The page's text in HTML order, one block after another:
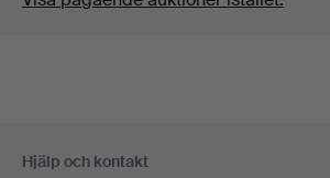
Hjälp och kontakt